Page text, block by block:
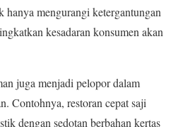
hanya mengurangi ketergantungan
kesadaran konsumen akan
juga menjadi pelopor dalam
Contohnya, restoran cepat saji
dengan sedotan berbahan kertas